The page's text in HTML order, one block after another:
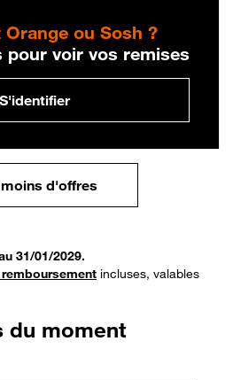
ou Sosh ?
pour voir vos remises
S'identifier
d'offres
31/01/2029.
incluses, valables
du moment